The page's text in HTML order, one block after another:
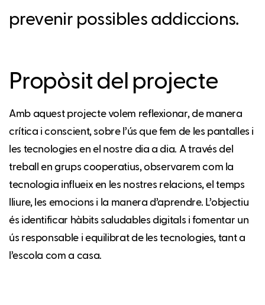
prevenir possibles addiccions.
Propòsit del projecte
Amb aquest projecte volem reflexionar, de manera
crítica i conscient, sobre l’ús que fem de les pantalles i
les tecnologies en el nostre dia a dia. A través del
treball en grups cooperatius, observarem com la
tecnologia influeix en les nostres relacions, el temps
lliure, les emocions i la manera d’aprendre. L’objectiu
és identificar hàbits saludables digitals i fomentar un
ús responsable i equilibrat de les tecnologies, tant a
l’escola com a casa.